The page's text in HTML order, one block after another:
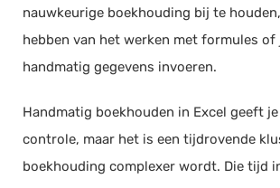
nauwkeurige boekhouding bij te
hebben van het werken met formules of
handmatig gegevens invoeren.
Handmatig boekhouden in Excel geeft
controle, maar het is een tijdrovende
boekhouding complexer wordt. Die tijd